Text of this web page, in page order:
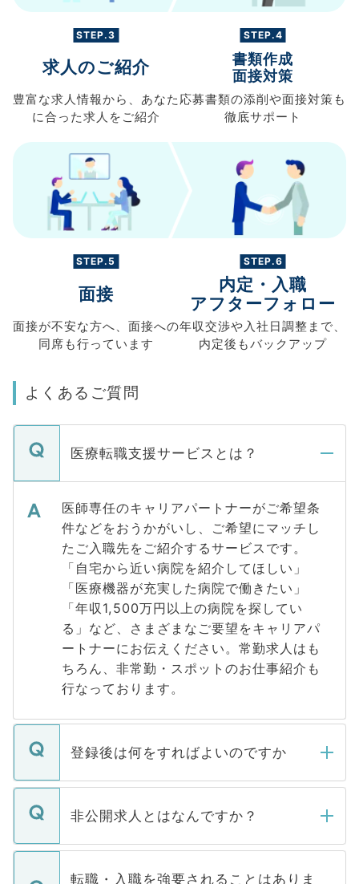
STEP.3
求人のご紹介
豊富な求人情報から、 あなた
に合った求人を ご紹介
STEP.4
書類作成
面接対策
応募書類の添削や面接対策も
徹底サポート
STEP.5
面接
面接が不安な方へ、 面接への
同席も行っています
STEP.6
内定・入職
アフターフォロー
年収交渉や入社日調整まで、
内定後もバックアップ
よくあるご質問
医療転職支援サービスとは？
医師専任のキャリアパートナーがご希望条
件などをおうかがいし、ご希望にマッチし
たご入職先をご紹介するサービスです。
「自宅から近い病院を紹介してほしい」
「医療機器が充実した病院で働きたい」
「年収1,500万円以上の病院を探してい
る」など、さまざまなご要望をキャリアパ
ートナーにお伝えください。常勤求人はも
ちろん、非常勤・スポットのお仕事紹介も
行なっております。
登録後は何をすればよいのですか
ご登録いただきましたら、弊社担当者がご
登録内容を確認し、その後メールもしくは
ます。通常、5営業日以内にはご連絡をせて
いただきますので、しばらくお待ちくださ
非公開求人とはなんですか？
マイナビDOCTORで取り扱っている求人の
うち約3割は、Webサイトからご覧いただ
転職・入職を強要されることはありま